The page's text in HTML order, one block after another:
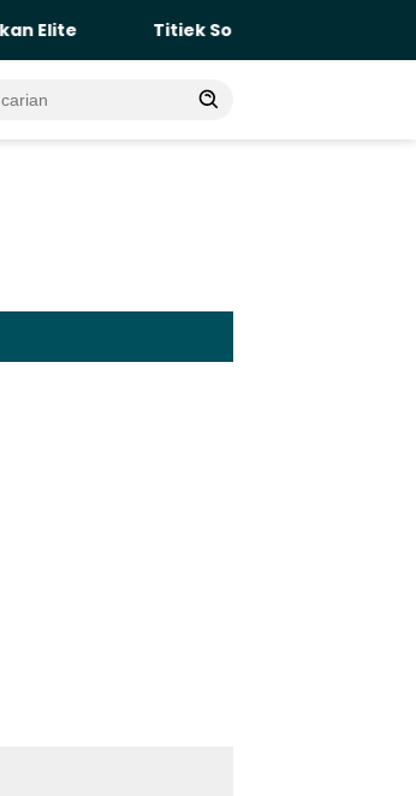
Titiek Soeharto di Komisi IV: Bukti